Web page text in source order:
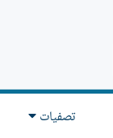
تصفيات